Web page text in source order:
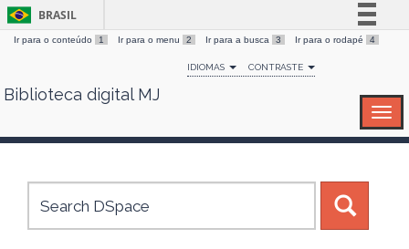
Skip
BRASIL
Simplifique!
Comunica BR
Canais
Ir para o conteúdo 1 Ir para o menu 2 Ir para a busca 3 Ir para o rodapé 4
IDIOMAS CONTRASTE
Biblioteca digital MJ